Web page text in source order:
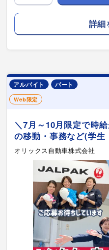
詳細
アルバイト パート
Web限定
＼7月～10月限定で時
の移動・事務など(学
オリックス自動車株式会社